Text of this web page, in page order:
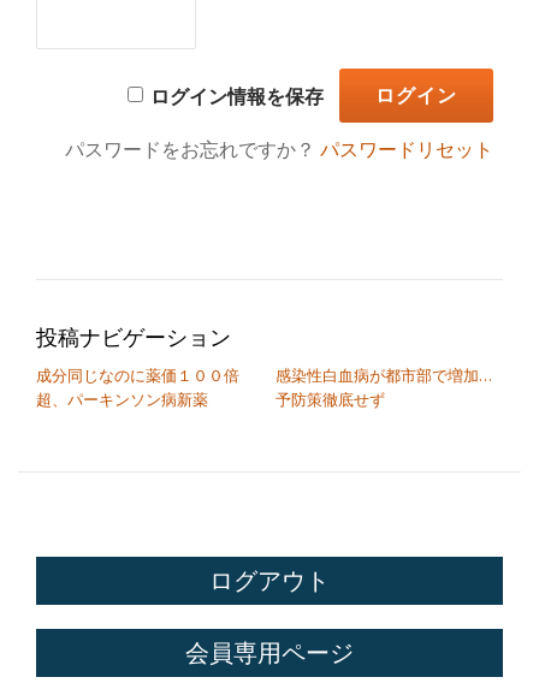
ログイン情報を保存
パスワードをお忘れですか？パスワードリセット
投稿ナビゲーション
成分同じなのに薬価１００倍
超、パーキンソン病新薬
感染性白血病が都市部で増加…
予防策徹底せず
ログアウト
会員専用ページ